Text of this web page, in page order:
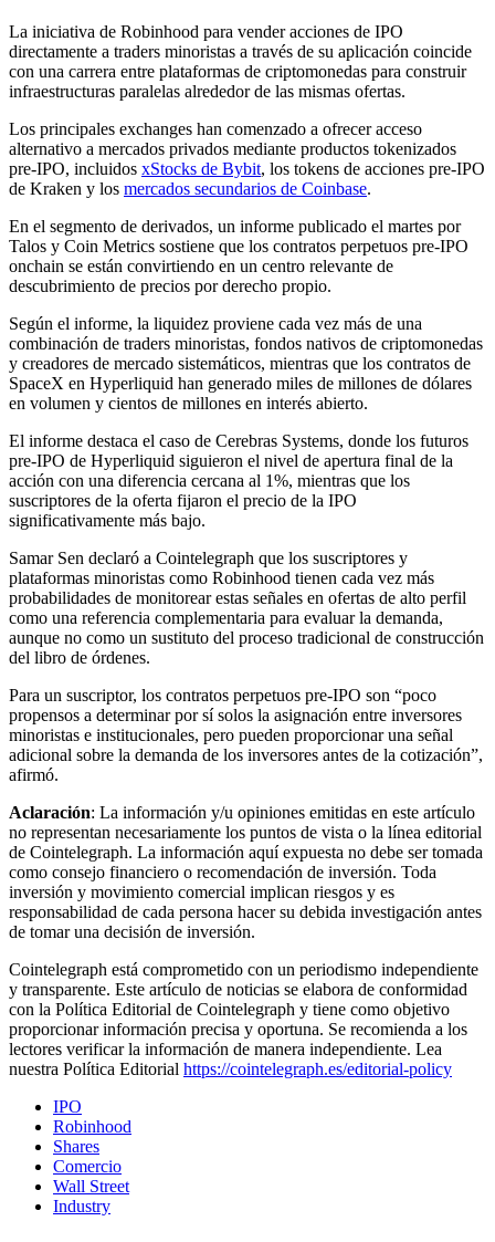
La iniciativa de Robinhood para vender acciones de IPO
directamente a traders minoristas a través de su aplicación coincide
con una carrera entre plataformas de criptomonedas para construir
infraestructuras paralelas alrededor de las mismas ofertas.
Los principales exchanges han comenzado a ofrecer acceso
alternativo a mercados privados mediante productos tokenizados
pre-IPO, incluidos xStocks de Bybit, los tokens de acciones pre-IPO
de Kraken y los mercados secundarios de Coinbase.
En el segmento de derivados, un informe publicado el martes por
Talos y Coin Metrics sostiene que los contratos perpetuos pre-IPO
onchain se están convirtiendo en un centro relevante de
descubrimiento de precios por derecho propio.
Según el informe, la liquidez proviene cada vez más de una
combinación de traders minoristas, fondos nativos de criptomonedas
y creadores de mercado sistemáticos, mientras que los contratos de
SpaceX en Hyperliquid han generado miles de millones de dólares
en volumen y cientos de millones en interés abierto.
El informe destaca el caso de Cerebras Systems, donde los futuros
pre-IPO de Hyperliquid siguieron el nivel de apertura final de la
acción con una diferencia cercana al 1%, mientras que los
suscriptores de la oferta fijaron el precio de la IPO
significativamente más bajo.
Samar Sen declaró a Cointelegraph que los suscriptores y
plataformas minoristas como Robinhood tienen cada vez más
probabilidades de monitorear estas señales en ofertas de alto perfil
como una referencia complementaria para evaluar la demanda,
aunque no como un sustituto del proceso tradicional de construcción
del libro de órdenes.
Para un suscriptor, los contratos perpetuos pre-IPO son “poco
propensos a determinar por sí solos la asignación entre inversores
minoristas e institucionales, pero pueden proporcionar una señal
adicional sobre la demanda de los inversores antes de la cotización”,
afirmó.
Aclaración: La información y/u opiniones emitidas en este artículo
no representan necesariamente los puntos de vista o la línea editorial
de Cointelegraph. La información aquí expuesta no debe ser tomada
como consejo financiero o recomendación de inversión. Toda
inversión y movimiento comercial implican riesgos y es
responsabilidad de cada persona hacer su debida investigación antes
de tomar una decisión de inversión.
Cointelegraph está comprometido con un periodismo independiente
y transparente. Este artículo de noticias se elabora de conformidad
con la Política Editorial de Cointelegraph y tiene como objetivo
proporcionar información precisa y oportuna. Se recomienda a los
lectores verificar la información de manera independiente. Lea
nuestra Política Editorial https://cointelegraph.es/editorial-policy
IPO
Robinhood
Shares
Comercio
Wall Street
Industry